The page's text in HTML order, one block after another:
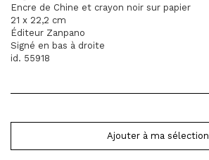
Encre de Chine et crayon noir sur papier
21 x 22,2 cm
Éditeur Zanpano
Signé en bas à droite
id. 55918
Ajouter à ma sélection